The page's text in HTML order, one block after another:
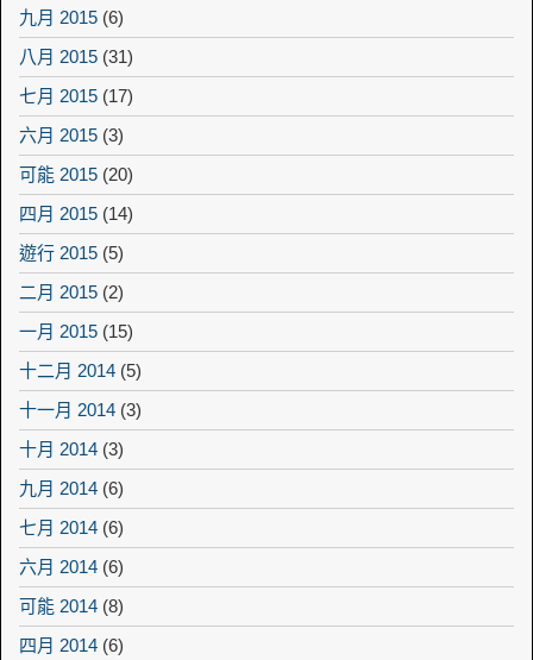
九月 2015 (6)
八月 2015 (31)
七月 2015 (17)
六月 2015 (3)
可能 2015 (20)
四月 2015 (14)
遊行 2015 (5)
二月 2015 (2)
一月 2015 (15)
十二月 2014 (5)
十一月 2014 (3)
十月 2014 (3)
九月 2014 (6)
七月 2014 (6)
六月 2014 (6)
可能 2014 (8)
四月 2014 (6)